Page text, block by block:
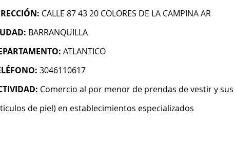
CALLE 87 43 20 COLORES DE LA CAMPINA AR
BARRANQUILLA
ATLANTICO
3046110617
Comercio al por menor de prendas de vestir y
de piel) en establecimientos especializados